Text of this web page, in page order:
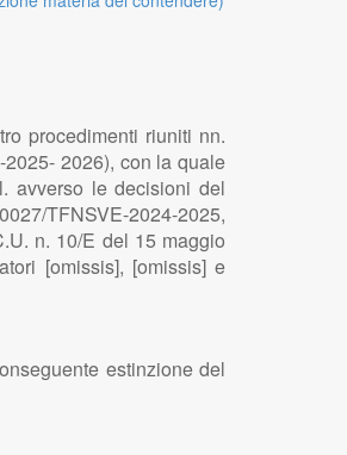
procedimenti riuniti nn.
2026), con la quale
avverso le decisioni del
TFNSVE-2024-2025,
n. 10/E del 15 maggio
[omissis], [omissis] e
estinzione del